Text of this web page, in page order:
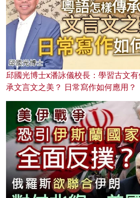
邱國光博士x潘詠儀校長：學習古文
承文言文之美？ 日常寫作如何應用？